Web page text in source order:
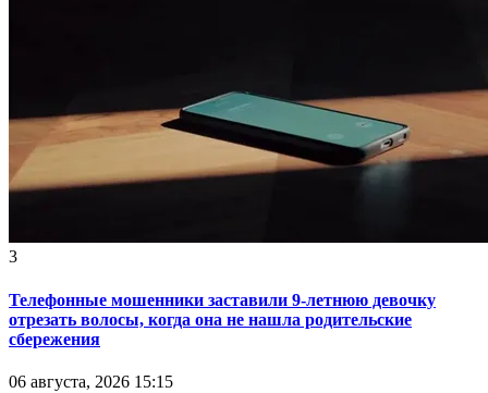
3
Телефонные мошенники заставили 9-летнюю девочку
отрезать волосы, когда она не нашла родительские
сбережения
06 августа, 2026 15:15